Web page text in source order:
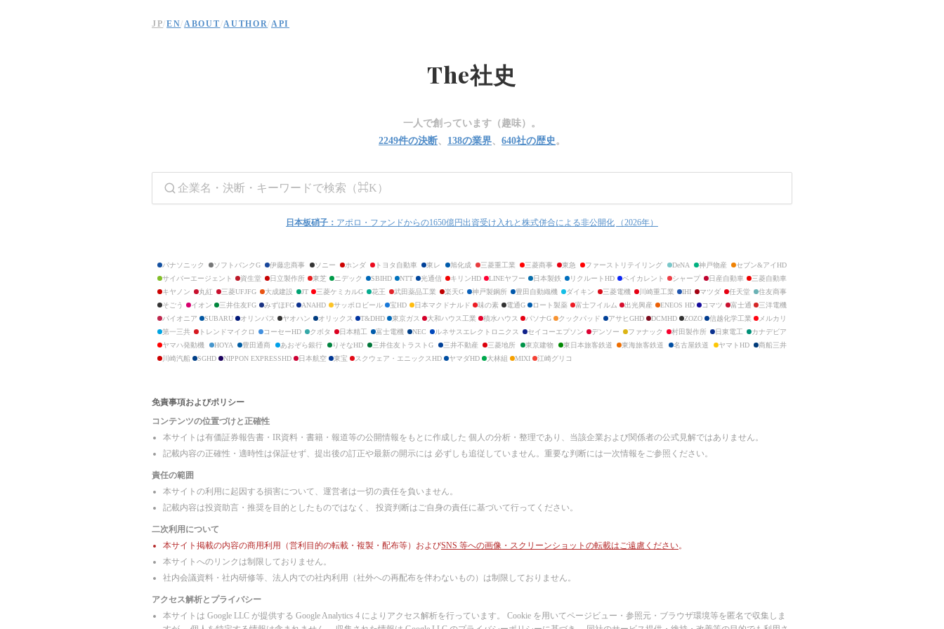
JP/EN/ABOUT/AUTHOR/API
The社史
一人で創っています（趣味）。
2249件の決断、 138の業界、 640社の歴史。
日本板硝子 ： アポロ・ファンドからの1650億円出資受け入れと株式併合による非公開化 （2026年）
パナソニック ソフトバンクG 伊藤忠商事 ソニー ホンダ トヨタ自動車 東レ 旭化成 三菱重工業 三菱商事 東急 ファーストリテイリング DeNA 神戸物産
セブン&アイHD
サイバーエージェント
資生堂 日立製作所 東芝 ニデック SBIHD NTT 光通信 キリンHD LINEヤフー 日本製鉄 リクルートHD ベイカレント シャープ 日産自動車
三菱自動車
キヤノン
丸紅 三菱UFJFG 大成建設 JT 三菱ケミカルG 花王 武田薬品工業 楽天G 神戸製鋼所 豊田自動織機 ダイキン 三菱電機 川崎重工業 IHI マツダ 任天堂
住友商事
そごう
イオン 三井住友FG みずほFG ANAHD サッポロビール 宝HD 日本マクドナルド 味の素 電通G ロート製薬 富士フイルム 出光興産 ENEOS HD コマツ 富士通
三洋電機
パイオニア
SUBARU オリンパス ヤオハン オリックス T&DHD 東京ガス 大和ハウス工業 積水ハウス パソナG クックパッド アサヒGHD DCMHD ZOZO 信越化学工業
メルカリ
第一三共
トレンドマイクロ コーセーHD クボタ 日本精工 富士電機 NEC ルネサスエレクトロニクス セイコーエプソン デンソー ファナック 村田製作所 日東電工
カナデビア
ヤマハ発動機
HOYA 豊田通商 あおぞら銀行 りそなHD 三井住友トラストG 三井不動産 三菱地所 東京建物 東日本旅客鉄道 東海旅客鉄道 名古屋鉄道 ヤマトHD
商船三井
川崎汽船
SGHD NIPPON EXPRESSHD 日本航空 東宝 スクウェア・エニックスHD ヤマダHD 大林組 MIXI 江崎グリコ
免責事項およびポリシー
コンテンツの位置づけと正確性
本サイトは有価証券報告書・IR資料・書籍・報道等の公開情報をもとに作成した 個人の分析・整理であり、当該企業および関係者の公式見解ではありません。
記載内容の正確性・適時性は保証せず、提出後の訂正や最新の開示には 必ずしも追従していません。重要な判断には一次情報をご参照ください。
責任の範囲
本サイトの利用に起因する損害について、運営者は一切の責任を負いません。
記載内容は投資助言・推奨を目的としたものではなく、 投資判断はご自身の責任に基づいて行ってください。
二次利用について
本サイト掲載の内容の商用利用（営利目的の転載・複製・配布等）およびSNS 等への画像・スクリーンショットの転載はご遠慮ください。
本サイトへのリンクは制限しておりません。
社内会議資料・社内研修等、法人内での社内利用（社外への再配布を伴わないもの）は制限しておりません。
アクセス解析とプライバシー
本サイトは Google LLC が提供する Google Analytics 4 によりアクセス解析を行っています。 Cookie を用いてページビュー・参照元・ブラウザ環境等を匿名で収集しま